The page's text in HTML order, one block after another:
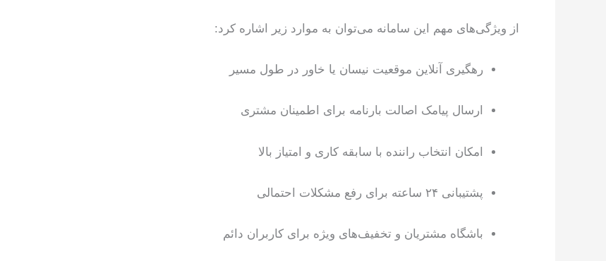
از ویژگی‌های مهم این سامانه می‌توان به موارد زیر اشاره کرد:
رهگیری آنلاین موقعیت نیسان یا خاور در طول مسیر
ارسال پیامک اصالت بارنامه برای اطمینان مشتری
امکان انتخاب راننده با سابقه کاری و امتیاز بالا
پشتیبانی ۲۴ ساعته برای رفع مشکلات احتمالی
باشگاه مشتریان و تخفیف‌های ویژه برای کاربران دائم